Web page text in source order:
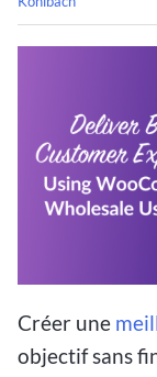
Créer une
objectif sans